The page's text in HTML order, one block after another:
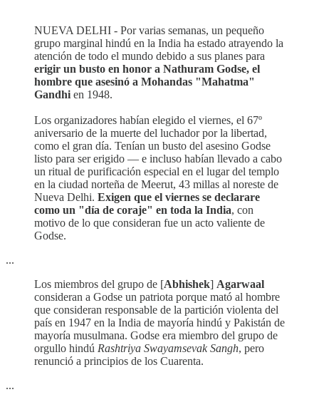
NUEVA DELHI - Por varias semanas, un pequeño
grupo marginal hindú en la India ha estado atrayendo la
atención de todo el mundo debido a sus planes para
erigir un busto en honor a Nathuram Godse, el
hombre que asesinó a Mohandas "Mahatma"
Gandhi en 1948.
Los organizadores habían elegido el viernes, el 67º
aniversario de la muerte del luchador por la libertad,
como el gran día. Tenían un busto del asesino Godse
listo para ser erigido — e incluso habían llevado a cabo
un ritual de purificación especial en el lugar del templo
en la ciudad norteña de Meerut, 43 millas al noreste de
Nueva Delhi. Exigen que el viernes se declarare
como un "día de coraje" en toda la India, con
motivo de lo que consideran fue un acto valiente de
Godse.
...
Los miembros del grupo de [Abhishek] Agarwaal
consideran a Godse un patriota porque mató al hombre
que consideran responsable de la partición violenta del
país en 1947 en la India de mayoría hindú y Pakistán de
mayoría musulmana. Godse era miembro del grupo de
orgullo hindú Rashtriya Swayamsevak Sangh, pero
renunció a principios de los Cuarenta.
...